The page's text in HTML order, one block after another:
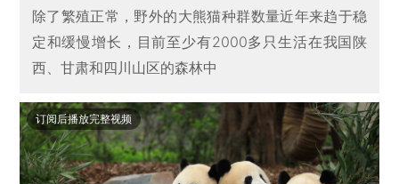
除了繁殖正常，野外的大熊猫种群数量近年来趋于稳
定和缓慢增长，目前至少有2000多只生活在我国陕
西、甘肃和四川山区的森林中
订阅后播放完整视频